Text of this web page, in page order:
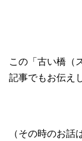
この「古い橋（
記事でもお伝え
（その時のお話